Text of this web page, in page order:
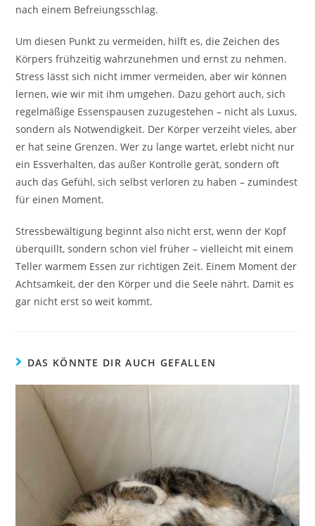
nach einem Befreiungsschlag.
Um diesen Punkt zu vermeiden, hilft es, die Zeichen des
Körpers frühzeitig wahrzunehmen und ernst zu nehmen.
Stress lässt sich nicht immer vermeiden, aber wir können
lernen, wie wir mit ihm umgehen. Dazu gehört auch, sich
regelmäßige Essenspausen zuzugestehen – nicht als Luxus,
sondern als Notwendigkeit. Der Körper verzeiht vieles, aber
er hat seine Grenzen. Wer zu lange wartet, erlebt nicht nur
ein Essverhalten, das außer Kontrolle gerät, sondern oft
auch das Gefühl, sich selbst verloren zu haben – zumindest
für einen Moment.
Stressbewältigung beginnt also nicht erst, wenn der Kopf
überquillt, sondern schon viel früher – vielleicht mit einem
Teller warmem Essen zur richtigen Zeit. Einem Moment der
Achtsamkeit, der den Körper und die Seele nährt. Damit es
gar nicht erst so weit kommt.
DAS KÖNNTE DIR AUCH GEFALLEN